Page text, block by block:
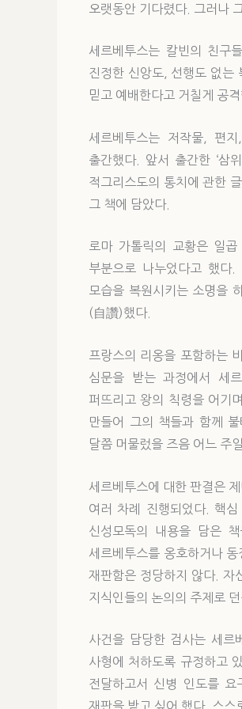
오랫동안 기다렸다. 그러나
세르베투스는 칼빈의 친구
진정한 신앙도, 선행도 없는
믿고 예배한다고 거칠게 공
세르베투스는 저작물, 편
출간했다. 앞서 출간한 ‘삼
적그리스도의 통치에 관한
그 책에 담았다.
로마 가톨릭의 교황은 일
부분으로 나누었다고 했다
모습을 복원시키는 소명을
(自讚)했다.
프랑스의 리옹을 포함하는
심문을 받는 과정에서 세
퍼뜨리고 왕의 칙령을 어기
만들어 그의 책들과 함께
달쯤 머물렀을 즈음 어느 주
세르베투스에 대한 판결은
여러 차례 진행되었다. 핵심
신성모독의 내용을 담은
세르베투스를 옹호하거나
재판함은 정당하지 않다. 자
지식인들의 논의의 주제로
사건을 담당한 검사는 세르
사형에 처하도록 규정하고
전달하고서 신병 인도를 요
재판을 받고 싶어 했다. 스스